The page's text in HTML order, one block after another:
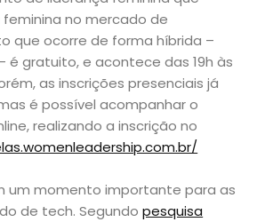
no mercado de
que ocorre de forma híbrida –
é gratuito, e acontece das 19h às
as inscrições presenciais já
é possível acompanhar o
realizando a inscrição no
um momento importante para as
de tech. Segundopesquisa